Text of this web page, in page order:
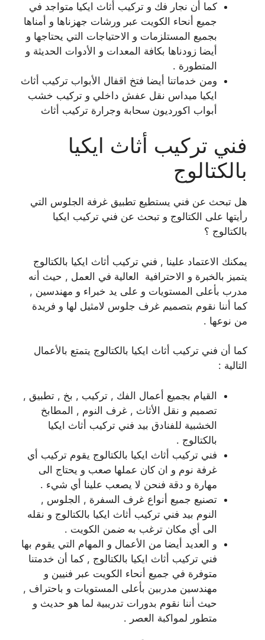
كما أن نجار فك و تركيب أثاث ايكيا متواجد في
جميع أنحاء الكويت عبر ورشات جهزناها و أمناها
بجميع المستلزمات و الاحتياجات التي يحتاجها و
أيضا زودناها بكافة المعدات و الأدوات الحديثة و
المتطورة .
ومن خدماتنا أيضا فتخ اقفال الأبواب تركيب أثاث
ايكيا ميداس نقل عفش داخلي و تركيب خشب
أبواب اكورديون سحابة وجرارة تركيب أثاث
فني تركيب أثاث ايكيا
بالكتالوج
هل تبحث عن فني يستطيع تطبيق غرفة الجلوس التي
رأيتها على الكتالوج و تبحث عن فني تركيب ايكيا
بالكتالوج ؟
يمكنك الاعتماد علينا , فني تركيب أثاث ايكيا بالكتالوج
يتميز بالخبرة و الاحترافية العالية في العمل , حيث أنه
مدرب بأعلى المستويات و على يد خبراء و مهندسين ,
كما أننا نقوم بتصميم غرف جلوس لامثيل لها و فريدة
من نوعها .
كما أن فني تركيب أثاث ايكيا بالكتالوج يتمتع بالأعمال
التالية :
القيام بجميع أعمال الفك , تركيب , بخ , تطبيق ,
تصميم و نقل الأثاث , غرف النوم , المطابخ
الخشبية للفنادق بيد فني تركيب أثاث ايكيا
بالكتالوج .
فني تركيب أثاث ايكيا بالكتالوج يقوم تركيب أي
غرفة نوم و ان كان عملها صعب و يحتاج الى
مهارة و دقة فنحن لا يصعب علينا أي شيء .
تصنيع جميع أنواع غرف السفرة , الجلوس ,
النوم بيد فني تركيب أثاث ايكيا بالكتالوج و نقله
الى أي مكان ترغب به ضمن الكويت .
و العديد أيضا من الأعمال و المهام التي يقوم بها
فني تركيب أثاث ايكيا بالكتالوج , كما أن خدمتنا
متوفرة في جميع أنحاء الكويت عبر فنيين و
مهندسين مدربين بأعلى المستويات و باحتراف ,
حيث أننا نقوم بدورات تدريبية لما هو حديث و
متطور لمواكبة العصر .